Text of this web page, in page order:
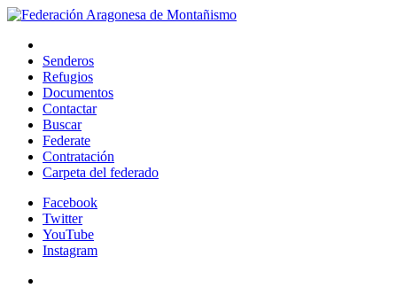
Senderos
Refugios
Documentos
Contactar
Buscar
Federate
Contratación
Carpeta del federado
Facebook
Twitter
YouTube
Instagram